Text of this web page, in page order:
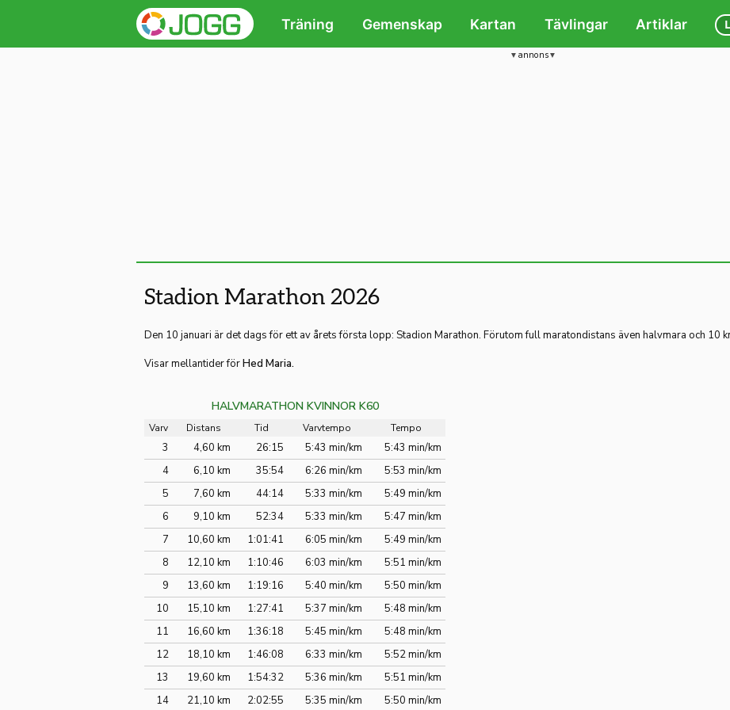
Träning Gemenskap Kartan Tävlingar Artiklar
annons
Stadion Marathon 2026
Den 10 januari är det dags för ett av årets första lopp: Stadion Marathon. Förutom full maratondistans även halvmara och 10
Visar mellantider förHed Maria.
HALVMARATHON KVINNOR K60
Varv Distans Tid Varvtempo Tempo
3 4,60 km 26:15 5:43 min/km
5:43 min/km
4
6,10 km 35:54 6:26 min/km
5:53 min/km
5
7,60 km 44:14 5:33 min/km
5:49 min/km
6
9,10 km 52:34 5:33 min/km
5:47 min/km
7
10,60 km 1:01:41 6:05 min/km
5:49 min/km
8
12,10 km 1:10:46 6:03 min/km
5:51 min/km
9
13,60 km 1:19:16 5:40 min/km
5:50 min/km
10
15,10 km 1:27:41 5:37 min/km
5:48 min/km
11
16,60 km 1:36:18 5:45 min/km
5:48 min/km
12
18,10 km 1:46:08 6:33 min/km
5:52 min/km
13
19,60 km 1:54:32 5:36 min/km
5:51 min/km
14
21,10 km 2:02:55 5:35 min/km 5:50 min/km